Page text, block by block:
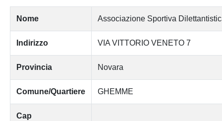
Nome Associazione Sportiva
Indirizzo VIA VITTORIO VENETO 7
Provincia Novara
Comune/Quartiere GHEMME
Cap